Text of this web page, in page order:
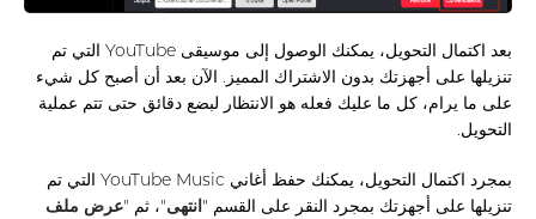
بعد اكتمال التحويل، يمكنك الوصول إلى موسيقى YouTube التي تم
تنزيلها على أجهزتك بدون الاشتراك المميز. الآن بعد أن أصبح كل شيء
على ما يرام، كل ما عليك فعله هو الانتظار لبضع دقائق حتى تتم عملية
التحويل.
بمجرد اكتمال التحويل، يمكنك حفظ أغاني YouTube Music التي تم
تنزيلها على أجهزتك بمجرد النقر على القسم "انتهى"، ثم "عرض ملف